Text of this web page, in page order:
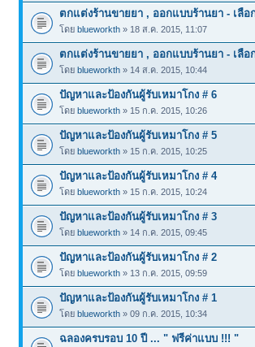
ตกแต่งร้านขายยา , ออกแบบร้านยา - เลือ
โดย blueworkth » 18 ส.ค. 2015, 11:07
ตกแต่งร้านขายยา , ออกแบบร้านยา - เลือ
โดย blueworkth » 14 ส.ค. 2015, 10:44
ปัญหาและป้องกันผู้รับเหมาโกง # 6
โดย blueworkth » 15 ก.ค. 2015, 10:26
ปัญหาและป้องกันผู้รับเหมาโกง # 5
โดย blueworkth » 15 ก.ค. 2015, 10:25
ปัญหาและป้องกันผู้รับเหมาโกง # 4
โดย blueworkth » 15 ก.ค. 2015, 10:24
ปัญหาและป้องกันผู้รับเหมาโกง # 3
โดย blueworkth » 14 ก.ค. 2015, 09:45
ปัญหาและป้องกันผู้รับเหมาโกง # 2
โดย blueworkth » 13 ก.ค. 2015, 09:59
ปัญหาและป้องกันผู้รับเหมาโกง # 1
โดย blueworkth » 09 ก.ค. 2015, 10:34
ฉลองครบรอบ 10 ปี ... " ฟรีค่าแบบ !!! "